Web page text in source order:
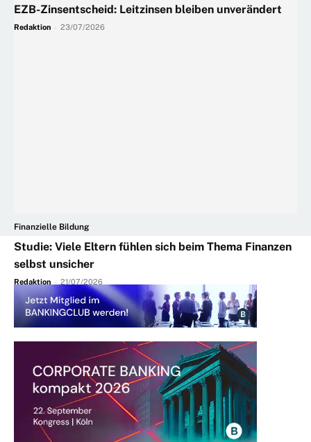
EZB-Zinsentscheid: Leitzinsen bleiben unverändert
Redaktion 23/07/2026
Finanzielle Bildung
Studie: Viele Eltern fühlen sich beim Thema Finanzen
selbst unsicher
Redaktion - 21/07/2026